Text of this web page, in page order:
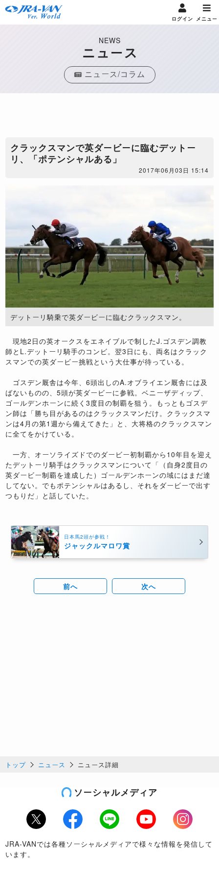
ログイン メニュー
NEWS
ニュース
ニュース/コラム
クラックスマンで英ダービーに臨むデットー
リ、「ポテンシャルある」
2017年06月03日 15:14
デットーリ騎乗で英ダービーに臨むクラックスマン。
現地2日の英オークスをエネイブルで制したJ.ゴスデン調教
師とL.デットーリ騎手のコンビ。翌3日にも、両名はクラック
スマンでの英ダービー挑戦という大仕事が待っている。
ゴスデン厩舎は今年、6頭出しのA.オブライエン厩舎には及
ばないものの、5頭が英ダービーに参戦。ベニーザディップ、
ゴールデンホーンに続く3度目の制覇を狙う。もっともゴスデ
ン師は「勝ち目があるのはクラックスマンだけ。クラックスマ
ンは4月の第1週から備えてきた」と、大将格のクラックスマン
に全てをかけている。
一方、オーソライズドでのダービー初制覇から10年目を迎え
たデットーリ騎手はクラックスマンについて「（自身2度目の
英ダービー制覇を達成した）ゴールデンホーンの域にはまだ達
してない。でもポテンシャルはあるし、それをダービーで出す
つもりだ」と話していた。
日本馬2頭が参戦！
ジャックルマロワ賞
前へ 次へ
トップ ニュース ニュース詳細
ソーシャルメディア
Twitter Facebook LINE Youtube
Instagram
JRA-VANでは各種ソーシャルメディアで様々な情報を発信して
います。